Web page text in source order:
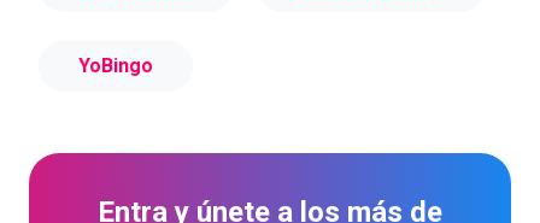
YoBingo
Entra y únete a los más de